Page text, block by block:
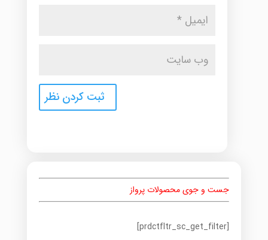
جست و جوی محصولات پرواز
[prdctfltr_sc_get_filter]